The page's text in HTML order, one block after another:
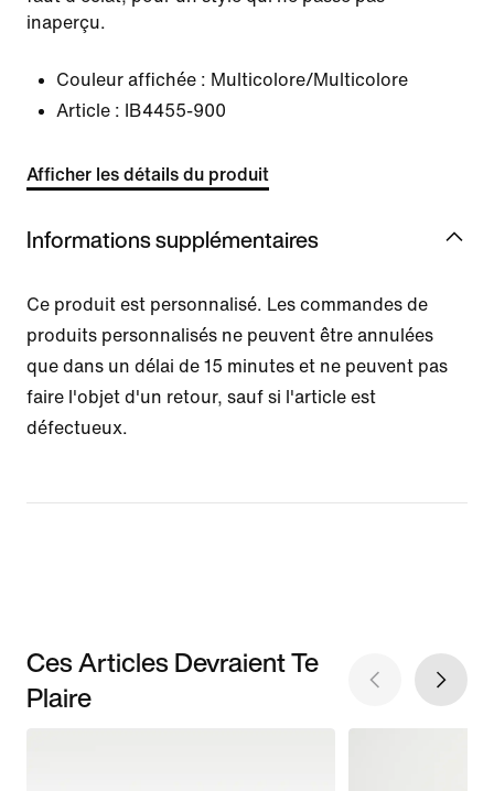
inaperçu.
Couleur affichée : Multicolore/Multicolore
Article :
IB4455-900
Afficher les détails du produit
Informations supplémentaires
Ce produit est personnalisé. Les commandes de
produits personnalisés ne peuvent être annulées
que dans un délai de 15 minutes et ne peuvent pas
faire l'objet d'un retour, sauf si l'article est
défectueux.
Ces Articles Devraient Te
Plaire